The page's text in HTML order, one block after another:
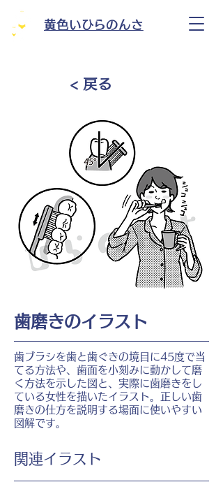
黄色いひらのんさ
< 戻る
歯磨きのイラスト
歯ブラシを歯と歯ぐきの境目に45度で当
てる方法や、歯面を小刻みに動かして磨
く方法を示した図と、実際に歯磨きをし
ている女性を描いたイラスト。正しい歯
磨きの仕方を説明する場面に使いやすい
図解です。
​関連イラスト